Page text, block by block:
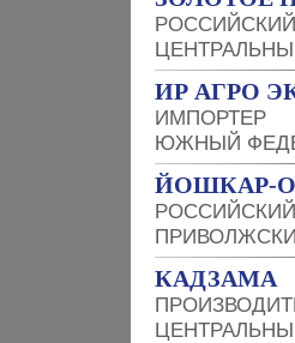
ИР АГРО
ИМПОРТЕР
ЮЖНЫЙ
ЙОШКАР-
КАДЗАМА